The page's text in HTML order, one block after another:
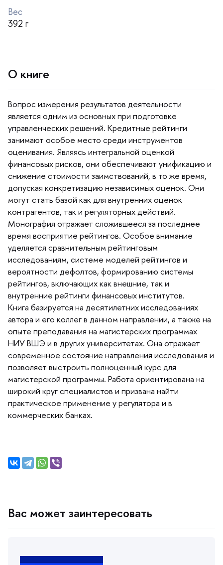
ес
392
О книге
опрос измерения результатов деятельности
является одним из основных при подготовке
управленческих решений. Кредитные рейтинги
занимают особое место среди инструменто
оценивания. Являясь интегральной оценкой
финансовых рисков, они обеспечивают унификацию и
снижение стоимости заимствований, в то же время,
допуская конкретизацию независимых оценок. Они
могут стать базой как для внутренних оценок
контрагентов, так и регуляторных действий.
Монография отражает сложившееся за последнее
ремя восприятие рейтингов. Особое внимание
уделяется сравнительным рейтинговым
исследованиям, системе моделей рейтингов и
ероятности дефолтов, формированию системы
рейтингов, включающих как внешние, так и
нутренние рейтинги финансовых институтов.
Книга базируется на десятилетних исследованиях
автора и его коллег в данном направлении, а также на
опыте преподавания на магистерских программах
НИУ ВШЭ и в других университетах. Она отражает
современное состояние направления исследования и
позволяет выстроить полноценный курс для
магистерской программы. Работа ориентирована на
широкий круг специалистов и призвана найти
практическое применение у регулятора и
коммерческих банках.
ас может заинтересовать